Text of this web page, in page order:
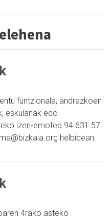
funtzionala, andrazkoen
eskulanak edo
izen-emotea 94 631 57
helbidean.
4rako asteko